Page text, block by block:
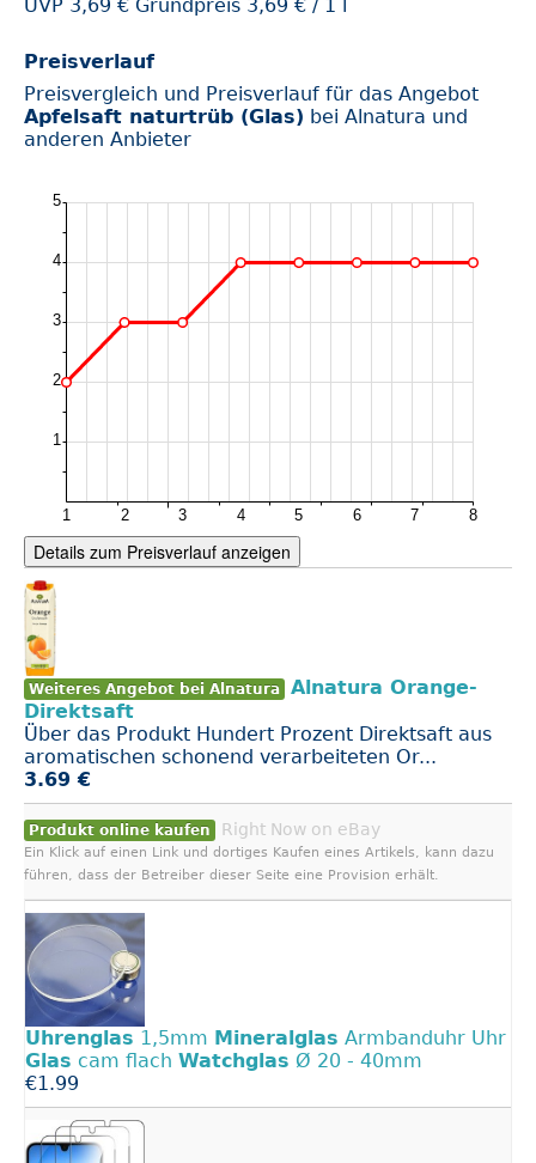
UVP 3,69 € Grundpreis 3,69 € / 1 l
Preisverlauf
Preisvergleich und Preisverlauf für das Angebot
Apfelsaft naturtrüb (Glas) bei Alnatura und
anderen Anbieter
Details zum Preisverlauf anzeigen
Weiteres Angebot bei Alnatura
Alnatura Orange-
Direktsaft
Über das Produkt Hundert Prozent Direktsaft aus
aromatischen schonend verarbeiteten Or...
3.69 €
Produkt online kaufen Right Now on eBay
Ein Klick auf einen Link und dortiges Kaufen eines Artikels, kann dazu
führen, dass der Betreiber dieser Seite eine Provision erhält.
Uhrenglas 1,5mm Mineralglas Armbanduhr Uhr
Glas cam flach Watchglas Ø 20 - 40mm
€1.99